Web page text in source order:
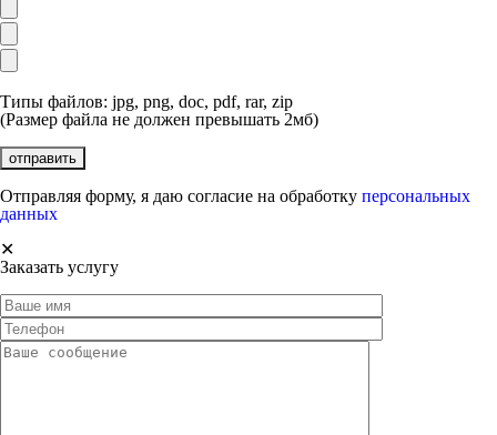
Типы файлов: jpg, png, doc, pdf, rar, zip
(Размер файла не должен превышать 2мб)
Отправляя форму, я даю согласие на обработку персональных
данных
✕
Заказать услугу